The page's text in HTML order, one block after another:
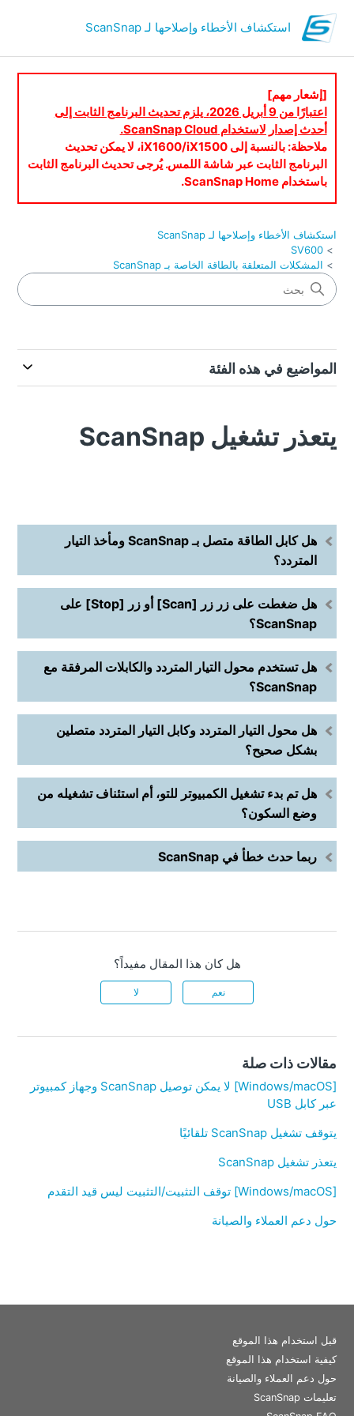
استكشاف الأخطاء وإصلاحها لـ ScanSnap
[إشعار مهم]
اعتبارًا من 9 أبريل 2026، يلزم تحديث البرنامج الثابت إلى
أحدث إصدار لاستخدام ScanSnap Cloud.
ملاحظة: بالنسبة إلى iX1600/iX1500، لا يمكن تحديث
البرنامج الثابت عبر شاشة اللمس. يُرجى تحديث البرنامج الثابت
باستخدام ScanSnap Home.
استكشاف الأخطاء وإصلاحها لـ ScanSnap
SV600
المشكلات المتعلقة بالطاقة الخاصة بـ ScanSnap
المواضيع في هذه الفئة
يتعذر تشغيل ScanSnap
هل كابل الطاقة متصل بـ ScanSnap ومأخذ التيار
المتردد؟
هل ضغطت على زر زر [Scan] أو زر [Stop] على
ScanSnap؟
هل تستخدم محول التيار المتردد والكابلات المرفقة مع
ScanSnap؟
هل محول التيار المتردد وكابل التيار المتردد متصلين
بشكل صحيح؟
هل تم بدء تشغيل الكمبيوتر للتو، أم استئناف تشغيله من
وضع السكون؟
ربما حدث خطأ في ScanSnap
هل كان هذا المقال مفيداً؟
نعم لا
مقالات ذات صلة
[Windows/macOS] لا يمكن توصيل ScanSnap وجهاز كمبيوتر
عبر كابل USB
يتوقف تشغيل ScanSnap تلقائيًا
يتعذر تشغيل ScanSnap
[Windows/macOS] توقف التثبيت/التثبيت ليس قيد التقدم
حول دعم العملاء والصيانة
قبل استخدام هذا الموقع
كيفية استخدام هذا الموقع
حول دعم العملاء والصيانة
تعليمات ScanSnap